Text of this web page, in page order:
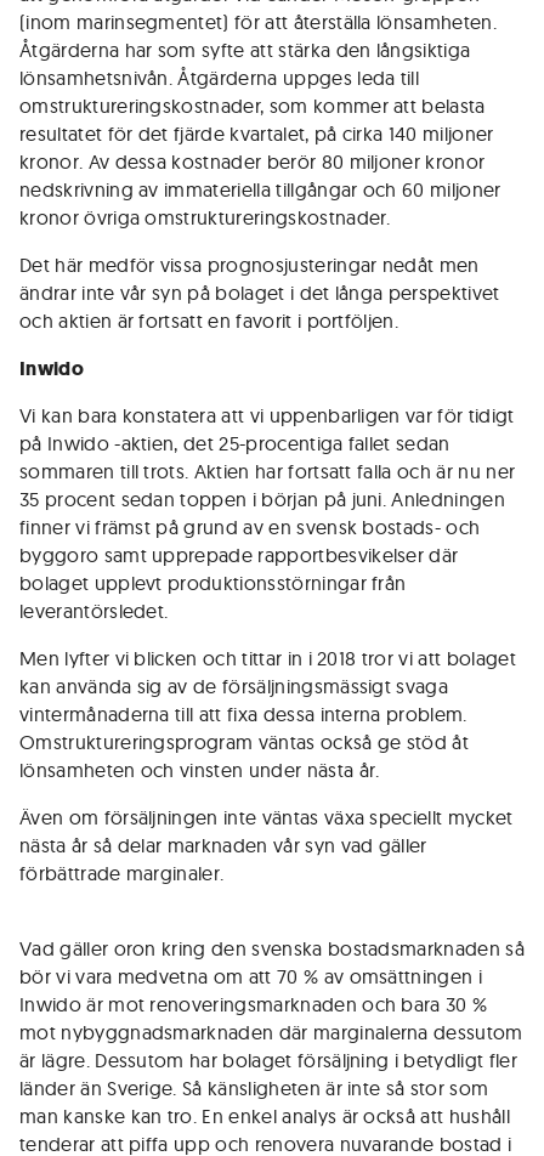
(inom marinsegmentet) för att återställa lönsamheten.
Åtgärderna har som syfte att stärka den långsiktiga
lönsamhetsnivån. Åtgärderna uppges leda till
omstruktureringskostnader, som kommer att belasta
resultatet för det fjärde kvartalet, på cirka 140 miljoner
kronor. Av dessa kostnader berör 80 miljoner kronor
nedskrivning av immateriella tillgångar och 60 miljoner
kronor övriga omstruktureringskostnader.
Det här medför vissa prognosjusteringar nedåt men
ändrar inte vår syn på bolaget i det långa perspektivet
och aktien är fortsatt en favorit i portföljen.
Inwido
Vi kan bara konstatera att vi uppenbarligen var för tidigt
på Inwido -aktien, det 25-procentiga fallet sedan
sommaren till trots. Aktien har fortsatt falla och är nu ner
35 procent sedan toppen i början på juni. Anledningen
finner vi främst på grund av en svensk bostads- och
byggoro samt upprepade rapportbesvikelser där
bolaget upplevt produktionsstörningar från
leverantörsledet.
Men lyfter vi blicken och tittar in i 2018 tror vi att bolaget
kan använda sig av de försäljningsmässigt svaga
vintermånaderna till att fixa dessa interna problem.
Omstruktureringsprogram väntas också ge stöd åt
lönsamheten och vinsten under nästa år.
Även om försäljningen inte väntas växa speciellt mycket
nästa år så delar marknaden vår syn vad gäller
förbättrade marginaler.
Vad gäller oron kring den svenska bostadsmarknaden så
bör vi vara medvetna om att 70 % av omsättningen i
Inwido är mot renoveringsmarknaden och bara 30 %
mot nybyggnadsmarknaden där marginalerna dessutom
är lägre. Dessutom har bolaget försäljning i betydligt fler
länder än Sverige. Så känsligheten är inte så stor som
man kanske kan tro. En enkel analys är också att hushåll
tenderar att piffa upp och renovera nuvarande bostad i